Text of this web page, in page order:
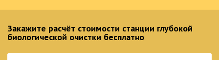
Закажите расчёт стоимости станции глубокой
биологической очистки бесплатно